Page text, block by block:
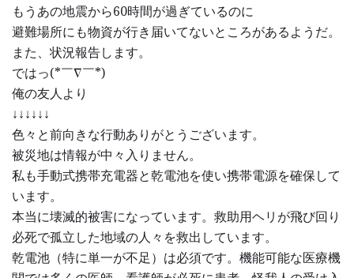
もうあの地震から60時間が過ぎているのに
避難場所にも物資が行き届いてないところがあるようだ。
また、状況報告します。
ではっ(*￣∇￣*)
俺の友人より
↓↓↓↓↓↓
色々と前向きな行動ありがとうございます。
被災地は情報が中々入りません。
私も手動式携帯充電器と乾電池を使い携帯電源を確保して
います。
本当に壊滅的被害になっています。救助用ヘリが飛び回り
必死で孤立した地域の人々を救出しています。
乾電池（特に単一が不足）は必須です。機能可能な医療機